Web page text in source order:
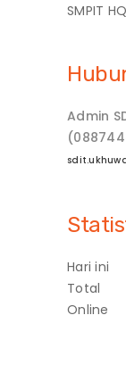
SMPIT
Admin
Hari ini
Total
Online